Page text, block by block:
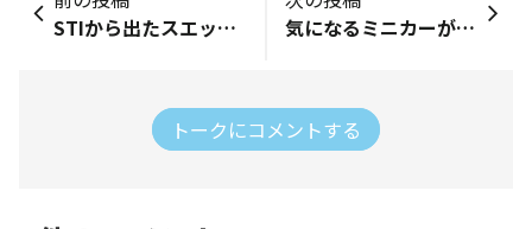
STIから出たスエットパーカーを買って、昨日届きました🎁思いのほか人気みたいで、先日オンラインショップを覗いたらLサイズ以外は売切れでびっくりしました😳週末着たいと思います😊
気になるミニカーが発売です。 スバルサンバー ディアスクラシック 40th Anniversary スバル車発売 40周年記念 ディアス・クラシック 特別仕様車 トミカリミテッドヴィンテージNEO より発売予定です。 専用ツートン塗装 専用サイドストライプ 木目調メーターバイザー サイドバイザー等数々の特別装備。 当時の謳い文句は、 僕達のおしゃれボックス でした。 販売価格は、 114.5万円 RR 5MT 他にも、 RR 3ATや 4WD 5MT が選択できました。 ミニカーは勿論予約しました。 https://minicar.tomytec.co.jp/product/detail.html?id=1971
トークにコメントする